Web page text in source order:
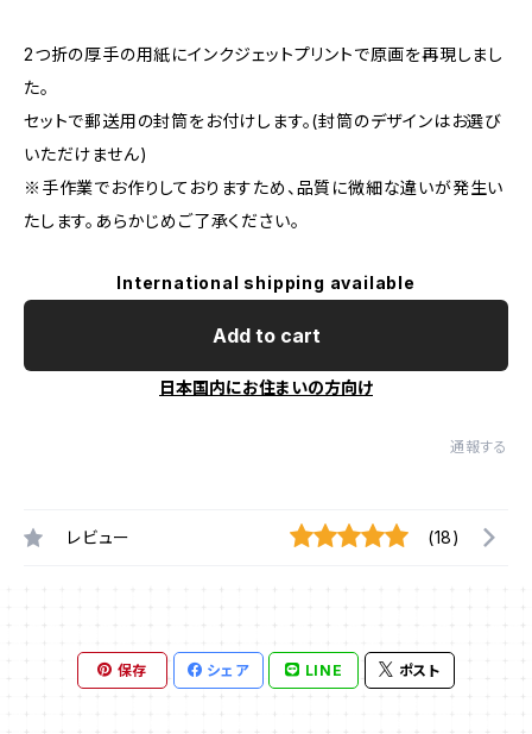
2つ折の厚手の用紙にインクジェットプリントで原画を再現しまし
た。
セットで郵送用の封筒をお付けします。(封筒のデザインはお選び
いただけません)
※手作業でお作りしておりますため、品質に微細な違いが発生い
たします。あらかじめご了承ください。
International shipping available
Add to cart
日本国内にお住まいの方向け
通報する
レビュー (18)
保存 シェア LINE ポスト